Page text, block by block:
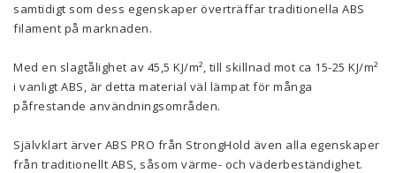
samtidigt som dess egenskaper överträffar traditionella ABS
filament på marknaden.
Med en slagtålighet av 45,5 KJ/m², till skillnad mot ca 15-25 KJ/m²
i vanligt ABS, är detta material väl lämpat för många
påfrestande användningsområden.
Självklart ärver ABS PRO från StrongHold även alla egenskaper
från traditionellt ABS, såsom värme- och väderbeständighet.